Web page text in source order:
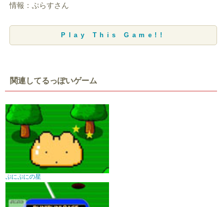
情報：ぷらすさん
Play This Game!!
関連してるっぽいゲーム
ぷにぷにの星